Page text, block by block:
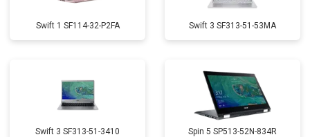
Swift 1 SF114-32-P2FA Swift 3 SF313-51-53MA
Swift 3 SF313-51-3410 Spin 5 SP513-52N-834R